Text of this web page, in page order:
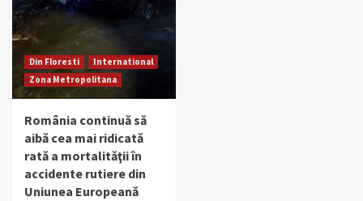
Din Floresti
International
Zona Metropolitana
România continuă să
aibă cea mai ridicată
rată a mortalităţii în
accidente rutiere din
Uniunea Europeană